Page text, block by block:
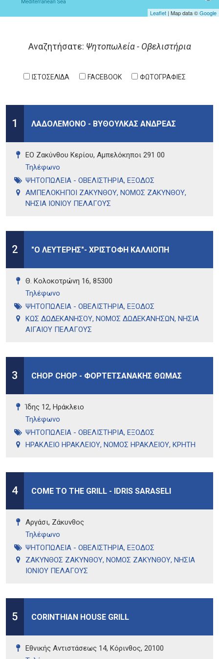
Leaflet | Map data ©Google
Αναζητήσατε: Ψητοπωλεία - Οβελιστήρια
ΙΣΤΟΣΕΛΙΔΑ FACEBOOK ΦΩΤΟΓΡΑΦΙΕΣ
1 ΛΑΔΟΛΕΜΟΝΟ - ΒΥΘΟΥΛΚΑΣ ΑΝΔΡΕΑΣ
ΕΟ Ζακύνθου Κερίου, Αμπελόκηποι 291 00
Τηλέφωνo
ΨΗΤΟΠΩΛΕΙΑ - ΟΒΕΛΙΣΤΗΡΙΑ, ΕΞΟΔΟΣ
ΑΜΠΕΛΟΚΗΠΟΙ ΖΑΚΥΝΘΟΥ, ΝΟΜΟΣ ΖΑΚΥΝΘΟΥ,
ΝΗΣΙΑ ΙΟΝΙΟΥ ΠΕΛΑΓΟΥΣ
2 "Ο ΛΕΥΤΕΡΗΣ"- ΧΡΙΣΤΟΦΗ ΚΑΛΛΙΟΠΗ
Θ. Κολοκοτρώνη 16, 85300
Τηλέφωνo
ΨΗΤΟΠΩΛΕΙΑ - ΟΒΕΛΙΣΤΗΡΙΑ, ΕΞΟΔΟΣ
ΚΩΣ ΔΩΔΕΚΑΝΗΣΟΥ, ΝΟΜΟΣ ΔΩΔΕΚΑΝΗΣΩΝ, ΝΗΣΙΑ
ΑΙΓΑΙΟΥ ΠΕΛΑΓΟΥΣ
3 CHOP CHOP - ΦΟΡΤΕΤΣΑΝΑΚΗΣ ΘΩΜΑΣ
Ίδης 12, Ηράκλειο
Τηλέφωνo
ΨΗΤΟΠΩΛΕΙΑ - ΟΒΕΛΙΣΤΗΡΙΑ, ΕΞΟΔΟΣ
ΗΡΑΚΛΕΙΟ ΗΡΑΚΛΕΙΟΥ, ΝΟΜΟΣ ΗΡΑΚΛΕΙΟΥ, ΚΡΗΤΗ
4 COME TO THE GRILL - IDRIS SARASELI
Αργάσι, Ζάκυνθος
Τηλέφωνo
ΨΗΤΟΠΩΛΕΙΑ - ΟΒΕΛΙΣΤΗΡΙΑ, ΕΞΟΔΟΣ
ΖΑΚΥΝΘΟΣ ΖΑΚΥΝΘΟΥ, ΝΟΜΟΣ ΖΑΚΥΝΘΟΥ, ΝΗΣΙΑ
ΙΟΝΙΟΥ ΠΕΛΑΓΟΥΣ
5 CORINTHIAN HOUSE GRILL
Εθνικής Αντιστάσεως 14, Κόρινθος, 20100